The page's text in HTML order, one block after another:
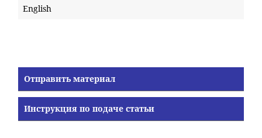
English
Отправить материал
Инструкция по подаче статьи